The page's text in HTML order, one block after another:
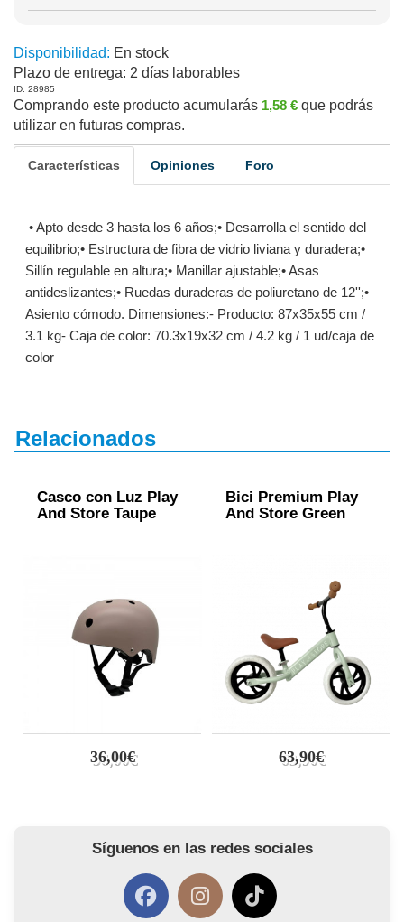
Disponibilidad: En stock
Plazo de entrega: 2 días laborables
ID: 28985
Comprando este producto acumularás 1,58 € que podrás
utilizar en futuras compras.
Características Opiniones Foro
• Apto desde 3 hasta los 6 años;• Desarrolla el sentido del
equilibrio;• Estructura de fibra de vidrio liviana y duradera;•
Sillín regulable en altura;• Manillar ajustable;• Asas
antideslizantes;• Ruedas duraderas de poliuretano de 12'';•
Asiento cómodo. Dimensiones:- Producto: 87x35x55 cm /
3.1 kg- Caja de color: 70.3x19x32 cm / 4.2 kg / 1 ud/caja de
color
Relacionados
Casco con Luz Play
And Store Taupe
36,00€
Bici Premium Play
And Store Green
63,90€
Síguenos en las redes sociales